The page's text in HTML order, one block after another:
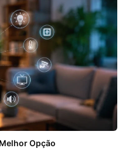
Opção